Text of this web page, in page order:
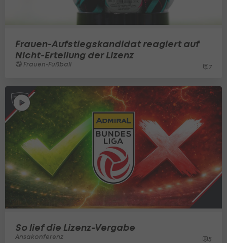
Frauen-Aufstiegskandidat reagiert auf
Nicht-Erteilung der Lizenz
Frauen-Fußball 7
So lief die Lizenz-Vergabe
Ansakonferenz 5